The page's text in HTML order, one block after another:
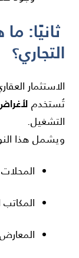
ثانيًا:
التجاري؟
الاستثمار
تُستخدم
التشغيل.
ويشمل هذا
المحلات
المكاتب
المعارض